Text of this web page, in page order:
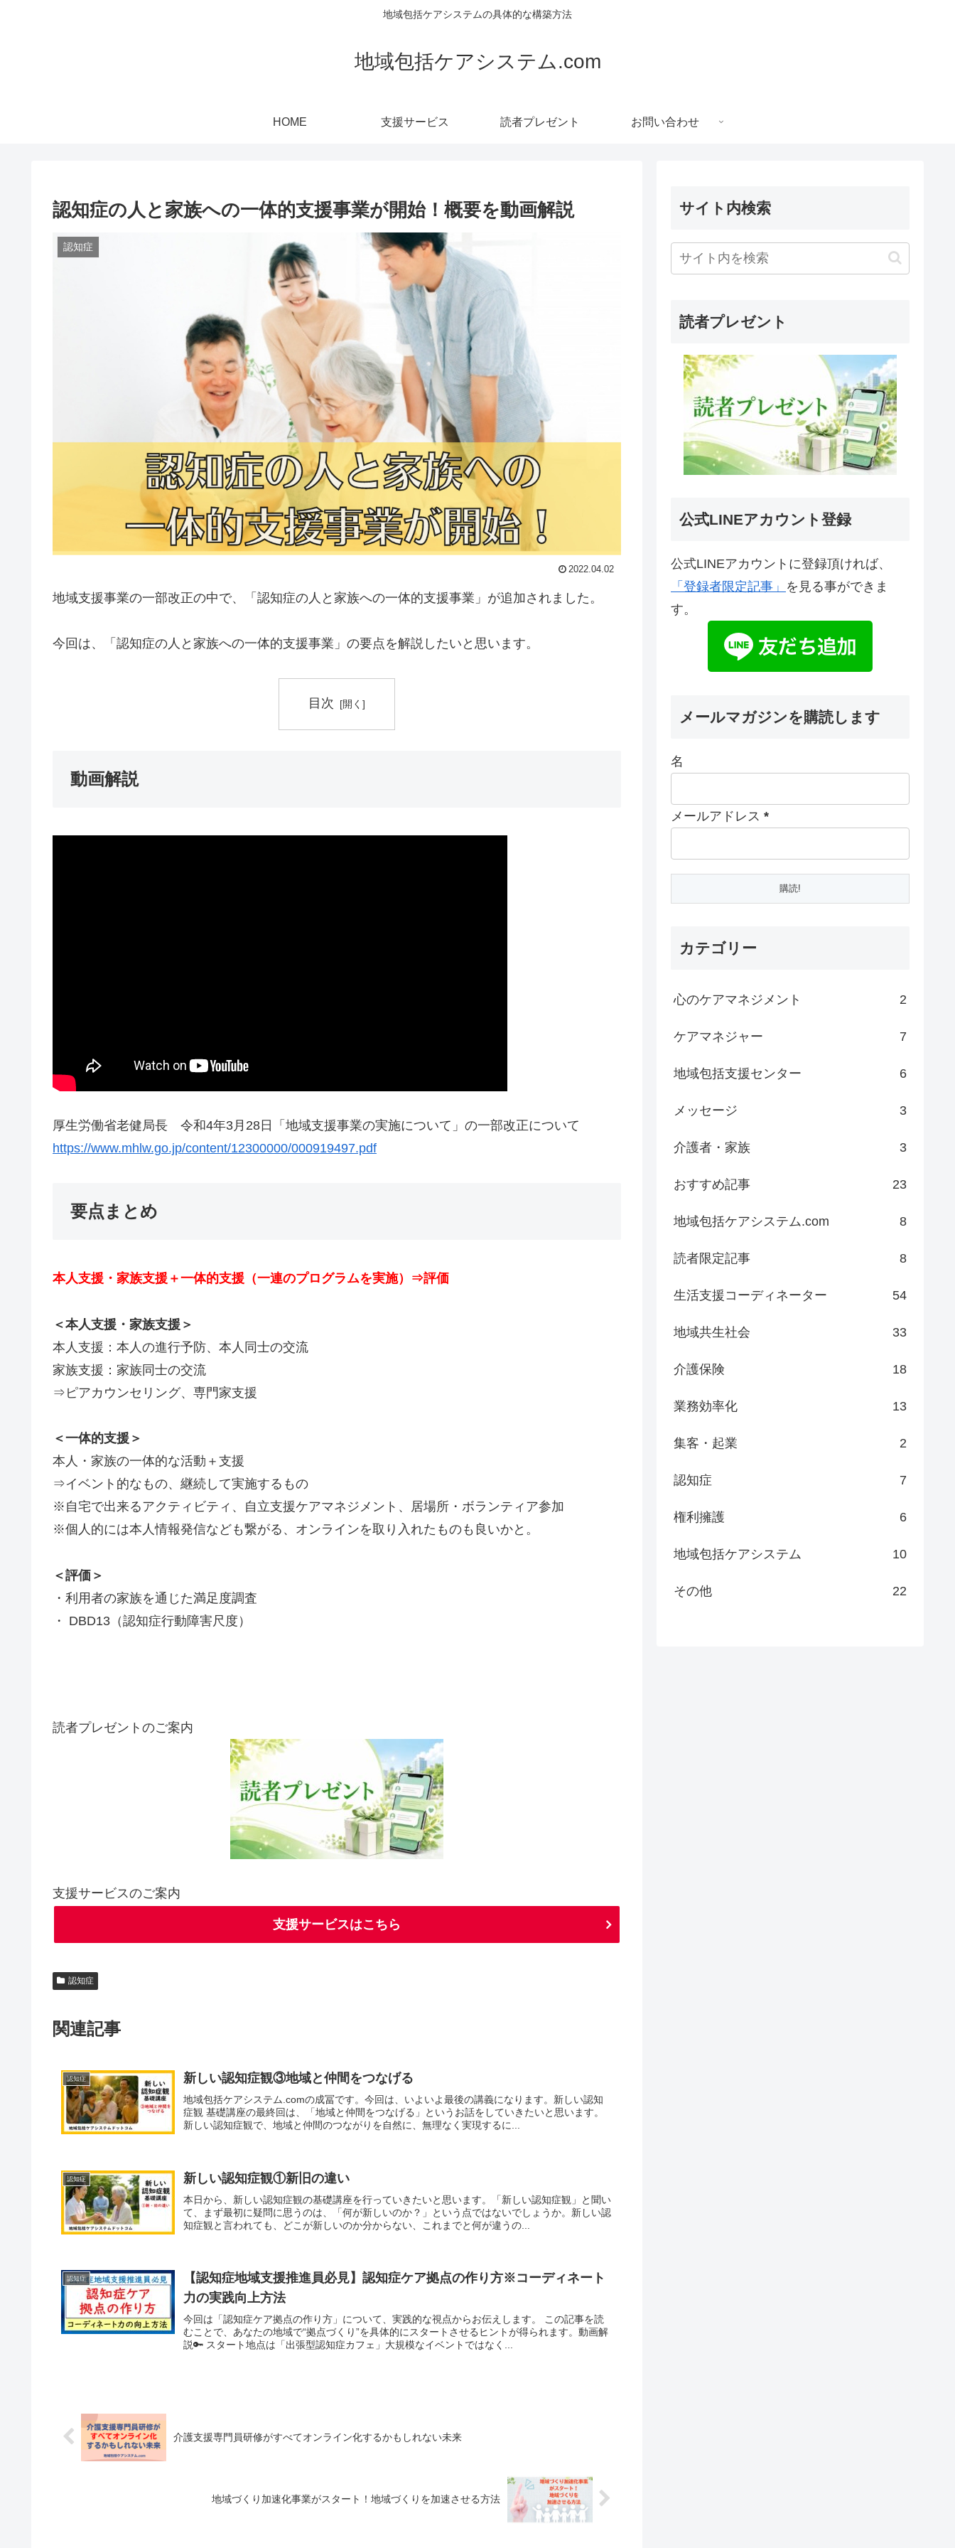
地域包括ケアシステムの具体的な構築方法
地域包括ケアシステム.com
HOME 支援サービス 読者プレゼント お問い合わせ
認知症の人と家族への一体的支援事業が開始！概要を動画解説
認知症
2022.04.02
地域支援事業の一部改正の中で、「認知症の人と家族への一体的支援事業」が追加されました。
今回は、「認知症の人と家族への一体的支援事業」の要点を解説したいと思います。
目次
動画解説
厚生労働省老健局長 令和4年3月28日「地域支援事業の実施について」の一部改正について
https://www.mhlw.go.jp/content/12300000/000919497.pdf
要点まとめ
本人支援・家族支援＋一体的支援（一連のプログラムを実施）⇒評価
＜本人支援・家族支援＞
本人支援：本人の進行予防、本人同士の交流
家族支援：家族同士の交流
⇒ピアカウンセリング、専門家支援
＜一体的支援＞
本人・家族の一体的な活動＋支援
⇒イベント的なもの、継続して実施するもの
※自宅で出来るアクティビティ、自立支援ケアマネジメント、居場所・ボランティア参加
※個人的には本人情報発信なども繋がる、オンラインを取り入れたものも良いかと。
＜評価＞
・利用者の家族を通じた満足度調査
・ DBD13（認知症行動障害尺度）
読者プレゼントのご案内
支援サービスのご案内
支援サービスはこちら
認知症
関連記事
認知症 新しい認知症観③地域と仲間をつなげる
地域包括ケアシステム.comの成冨です。今回は、いよいよ最後の講義になります。新しい認知
症観 基礎講座の最終回は、「地域と仲間をつなげる」というお話をしていきたいと思います。
新しい認知症観で、地域と仲間のつながりを自然に、無理なく実現するに...
認知症 新しい認知症観①新旧の違い
本日から、新しい認知症観の基礎講座を行っていきたいと思います。「新しい認知症観」と聞い
て、まず最初に疑問に思うのは、「何が新しいのか？」という点ではないでしょうか。新しい認
知症観と言われても、どこが新しいのか分からない、これまでと何が違うの...
認知症
【認知症地域支援推進員必見】認知症ケア拠点の作り方※コーディネート
力の実践向上方法
今回は「認知症ケア拠点の作り方」について、実践的な視点からお伝えします。 この記事を読
むことで、あなたの地域で“拠点づくり”を具体的にスタートさせるヒントが得られます。動画解
説🔑 スタート地点は「出張型認知症カフェ」大規模なイベントではなく...
介護支援専門員研修がすべてオンライン化するかもしれない未来
地域づくり加速化事業がスタート！地域づくりを加速させる方法
サイト内検索
読者プレゼント
公式LINEアカウント登録
公式LINEアカウントに登録頂ければ、
「登録者限定記事」 を見る事ができま
す。
メールマガジンを購読します
名
メールアドレス *
カテゴリー
心のケアマネジメント 2
ケアマネジャー 7
地域包括支援センター 6
メッセージ 3
介護者・家族 3
おすすめ記事 23
地域包括ケアシステム.com 8
読者限定記事 8
生活支援コーディネーター 54
地域共生社会 33
介護保険 18
業務効率化 13
集客・起業 2
認知症 7
権利擁護 6
地域包括ケアシステム 10
その他 22